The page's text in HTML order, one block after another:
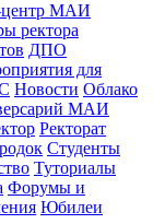
МАИ
ректора
ДПО
для
Новости Облако
МАИ
Ректорат
Студенты
Туториалы
Форумы и
Юбилеи